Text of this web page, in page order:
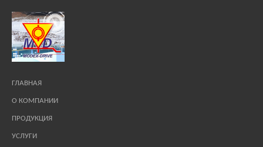
ГЛАВНАЯ
О КОМПАНИИ
ПРОДУКЦИЯ
УСЛУГИ